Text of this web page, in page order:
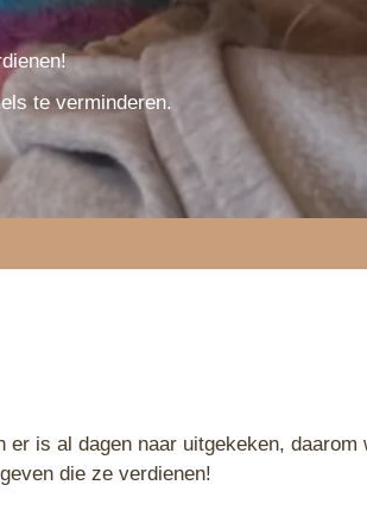
te verminderen.
er is al dagen naar uitgekeken,
die ze verdienen!